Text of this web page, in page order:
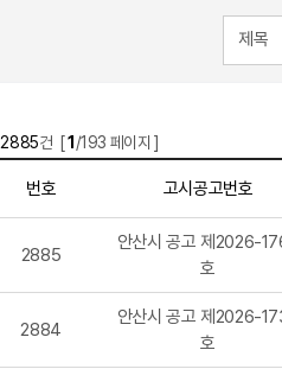
2885건 [1 /193 페이지 ]
번호 고시공고번호
2885
안산시 공고 제2026-
호
2884
안산시 공고 제2026-
호